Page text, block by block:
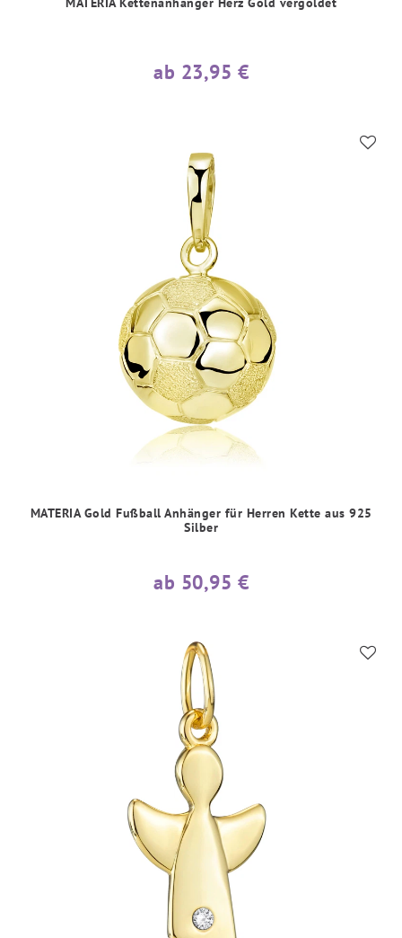
ab 23,95 €
MATERIA Gold Fußball Anhänger für Herren Kette aus 925
Silber
ab 50,95 €